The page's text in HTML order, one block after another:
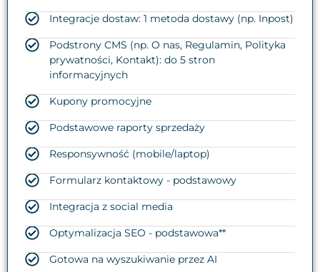
Integracje dostaw: 1 metoda dostawy (np. Inpost)
Podstrony CMS (np. O nas, Regulamin, Polityka
prywatności, Kontakt): do 5 stron
informacyjnych
Kupony promocyjne
Podstawowe raporty sprzedaży
Responsywność (mobile/laptop)
Formularz kontaktowy - podstawowy
Integracja z social media
Optymalizacja SEO - podstawowa**
Gotowa na wyszukiwanie przez AI